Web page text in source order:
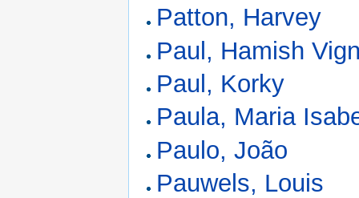
Patton, Harvey
Paul, Hamish
Paul, Korky
Paula, Maria
Paulo, João
Pauwels, Louis